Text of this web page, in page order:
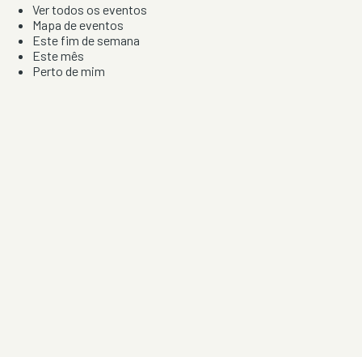
Ver todos os eventos
Mapa de eventos
Este fim de semana
Este mês
Perto de mim